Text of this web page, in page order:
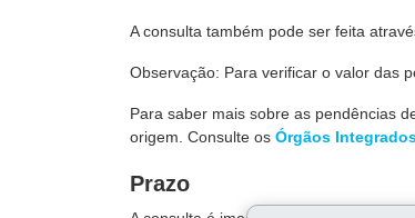
A consulta também pode ser feita
Observação: Para verificar o valor das
Para saber mais sobre as pendências
origem. Consulte os Órgãos
Prazo